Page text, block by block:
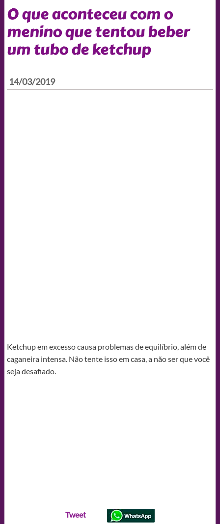
O que aconteceu com o
menino que tentou beber
um tubo de ketchup
14/03/2019
Ketchup em excesso causa problemas de equilíbrio, além de
caganeira intensa. Não tente isso em casa, a não ser que você
seja desafiado.
Tweet